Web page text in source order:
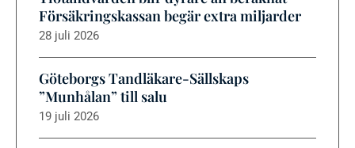
Försäkringskassan begär extra miljarder
28 juli 2026
Göteborgs Tandläkare-Sällskaps
”Munhålan” till salu
19 juli 2026